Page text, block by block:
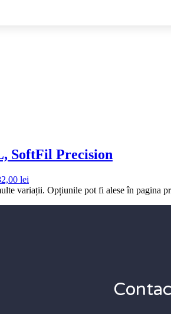
SoftFil Precision
lei
variații. Opțiunile pot fi alese în pagina